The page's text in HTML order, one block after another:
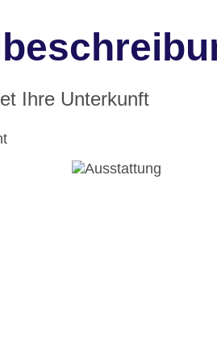
Ihre Unterkunft